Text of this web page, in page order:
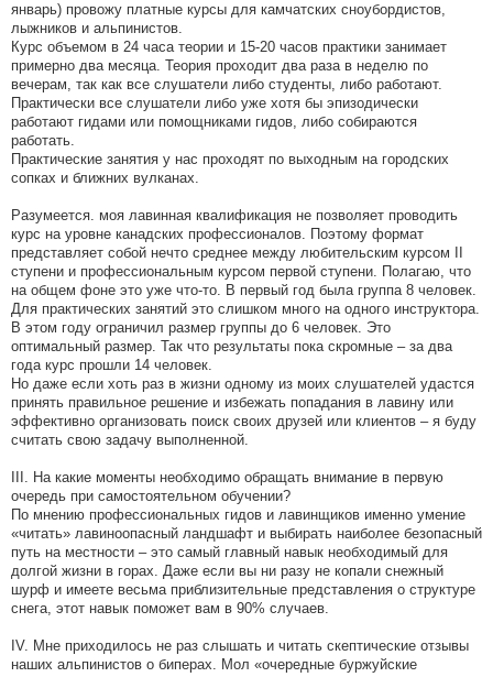
январь) провожу платные курсы для камчатских сноубордистов,
лыжников и альпинистов.
Курс объемом в 24 часа теории и 15-20 часов практики занимает
примерно два месяца. Теория проходит два раза в неделю по
вечерам, так как все слушатели либо студенты, либо работают.
Практически все слушатели либо уже хотя бы эпизодически
работают гидами или помощниками гидов, либо собираются
работать.
Практические занятия у нас проходят по выходным на городских
сопках и ближних вулканах.
Разумеется. моя лавинная квалификация не позволяет проводить
курс на уровне канадских профессионалов. Поэтому формат
представляет собой нечто среднее между любительским курсом II
ступени и профессиональным курсом первой ступени. Полагаю, что
на общем фоне это уже что-то. В первый год была группа 8 человек.
Для практических занятий это слишком много на одного инструктора.
В этом году ограничил размер группы до 6 человек. Это
оптимальный размер. Так что результаты пока скромные – за два
года курс прошли 14 человек.
Но даже если хоть раз в жизни одному из моих слушателей удастся
принять правильное решение и избежать попадания в лавину или
эффективно организовать поиск своих друзей или клиентов – я буду
считать свою задачу выполненной.
III. На какие моменты необходимо обращать внимание в первую
очередь при самостоятельном обучении?
По мнению профессиональных гидов и лавинщиков именно умение
«читать» лавиноопасный ландшафт и выбирать наиболее безопасный
путь на местности – это самый главный навык необходимый для
долгой жизни в горах. Даже если вы ни разу не копали снежный
шурф и имеете весьма приблизительные представления о структуре
снега, этот навык поможет вам в 90% случаев.
IV. Мне приходилось не раз слышать и читать скептические отзывы
наших альпинистов о биперах. Мол «очередные буржуйские